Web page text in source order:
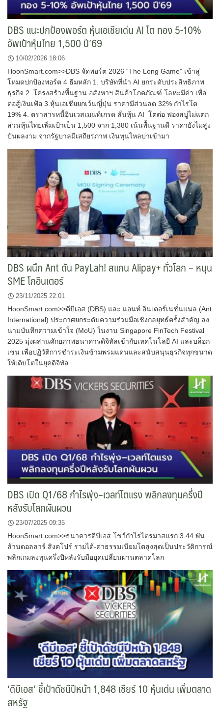
DBS แนะปกป้องพอร์ต หุ้นเอเชียเด่น AI โต ทอง 5-10%
อัพเป้าหุ้นไทย 1,500 ปี’69
10/02/2026 18:06
HoonSmart.com>>DBS จัดพอร์ต 2026 “The Long Game” เข้าสู่
โหมดปกป้องพอร์ต 4 ธีมหลัก 1. บริษัทที่นำ AI ยกระดับประสิทธิภาพ
ธุรกิจ 2. โครงสร้างพื้นฐาน อสังหาฯ สินค้าโภคภัณฑ์ โลหะมีค่า เพื่อ
ต่อสู้เงินเฟ้อ 3.หุ้นเอเชียยกเว้นญี่ปุ่น ราคามีส่วนลด 32% กำไรโต
19% 4. ตราสารหนี้อินเวสเมนท์เกรด ลั่นหุ้น AI โตต่อ ฟองสบู่ไม่แตก
ส่วนหุ้นไทยเพิ่มเป้าเป็น 1,500 จาก 1,380 เน้นพื้นฐานดี ราคายังไม่สูง
ปันผลงาม จากรัฐบาลมีเสถียรภาพ เงินทุนไหลบ่าเข้ามา
DBS ผนึก Ant ดัน PayLah! สแกน Alipay+ ทั่วโลก – หนุน
SME โกอินเตอร์
23/11/2025 22:01
HoonSmart.com>>ดีบีเอส (DBS) และ แอนท์ อินเตอร์เนชั่นแนล (Ant
International) ประกาศยกระดับความร่วมมือเชิงกลยุทธ์ครั้งสำคัญ ลง
นามบันทึกความเข้าใจ (MoU) ในงาน Singapore FinTech Festival
2025 มุ่งผสานศักยภาพธนาคารดิจิทัลเข้ากับเทคโนโลยี AI และบล็อก
เชน เพื่อปฏิวัติการชำระเงินข้ามพรมแดนและสนับสนุนธุรกิจทุกขนาด
ให้เติบโตในยุคดิจิทัล
DBS เปิด Q1/68 กำไรพุ่ง–เวลท์โตแรง พลิกลงทุนครึ่งปี
หลังรับโลกผันผวน
23/07/2025 09:35
HoonSmart.com>>ธนาคารดีบีเอส โชว์กำไรไตรมาสแรก 3.44 พัน
ล้านดอลลาร์ สิงคโปร์ รายได้-ค่าธรรมเนียมโตสูงสุดเป็นประวัติการณ์
พลิกเกมลงทุนครึ่งปีหลังรับมือยุคเปลี่ยนผ่านตลาดโลก
‘ดีบีเอส’ ชี้เป้าดัชนีปีหน้า 1,848 เชียร์ 10 หุ้นเด่น เพิ่มตลาด
สหรัฐ